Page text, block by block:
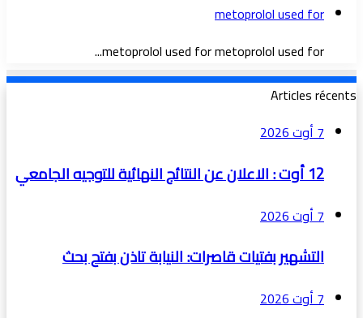
metoprolol used for
metoprolol used for metoprolol used for...
Articles récents
7 أوت 2026
12 أوت : الاعلان عن النتائج النهائية للتوجيه الجامعي
7 أوت 2026
التشهير بفتيات قاصرات: النيابة تاذن بفتح بحث
7 أوت 2026